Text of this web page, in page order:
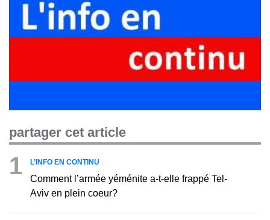
partager cet article
1 L’INFO EN CONTINU
Comment l’armée yéménite a-t-elle frappé Tel-
Aviv en plein coeur?